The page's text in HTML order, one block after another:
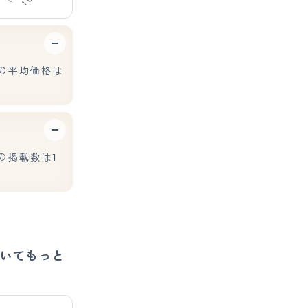
平均価格は
掲載数は1
てもっと